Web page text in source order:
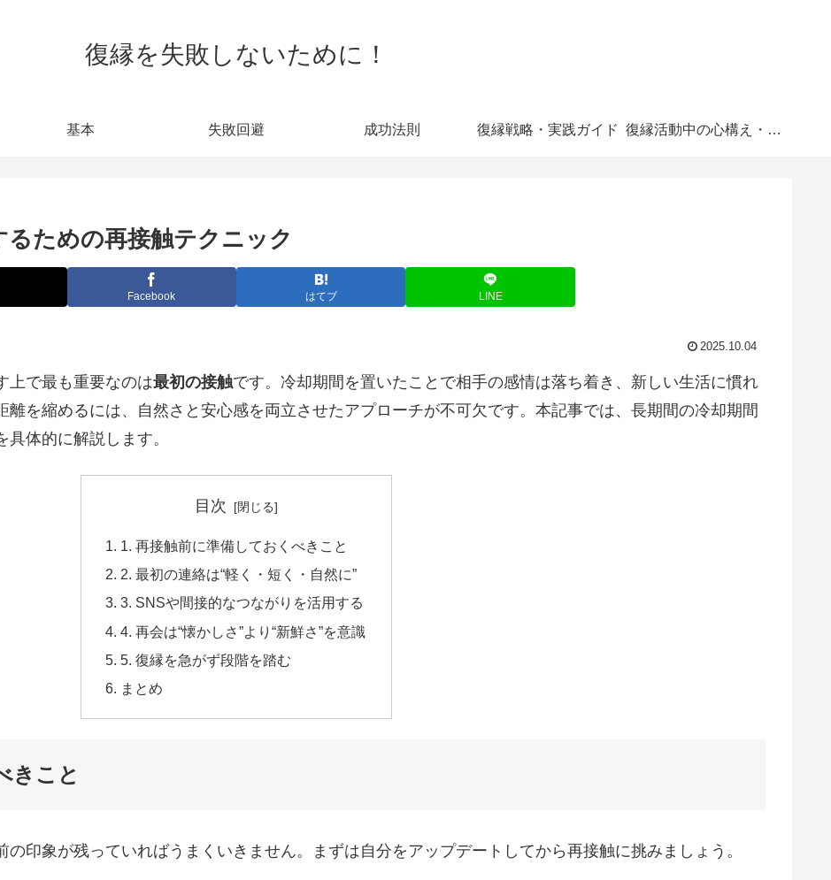
復縁を失敗しないために！
基本 失敗回避 成功法則 復縁戦略・実践ガイド 復縁活動中の心構え・メンタル管理
ための再接触テクニック
Facebook はてブ LINE
2025.10.04
上で最も重要なのは最初の接触です。冷却期間を置いたことで相手の感情は落ち着き、新しい生活に慣れ
を縮めるには、自然さと安心感を両立させたアプローチが不可欠です。本記事では、長期間の冷却期間
体的に解説します。
目次
1. 再接触前に準備しておくべきこと
2. 最初の連絡は“軽く・短く・自然に”
3. SNSや間接的なつながりを活用する
4. 再会は“懐かしさ”より“新鮮さ”を意識
5. 復縁を急がず段階を踏む
まとめ
きこと
印象が残っていればうまくいきません。まずは自分をアップデートしてから再接触に挑みましょう。